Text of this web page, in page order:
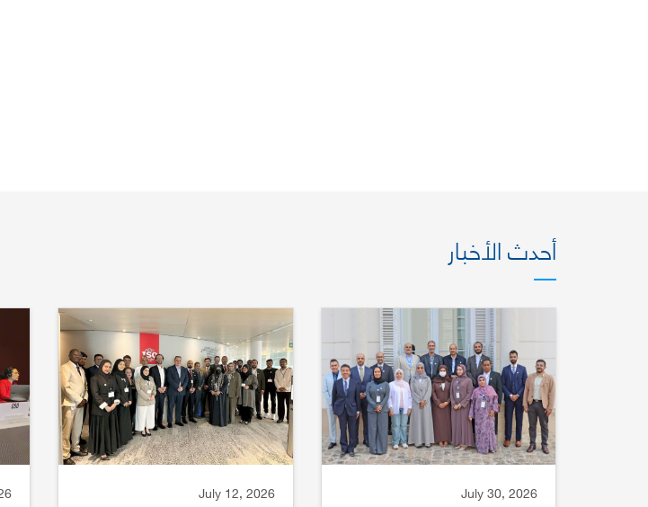
أحدث الأخبار
July 30, 2026
July 12, 2026